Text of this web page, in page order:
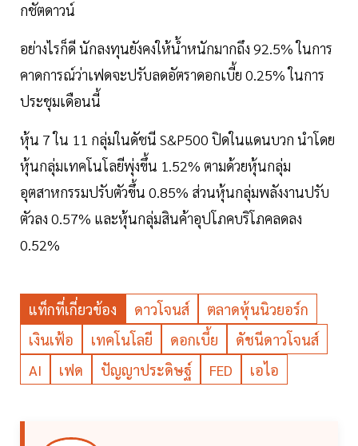
กชัตดาวน์
อย่างไรก็ดี นักลงทุนยังคงให้น้ำหนักมากถึง 92.5% ในการ
คาดการณ์ว่าเฟดจะปรับลดอัตราดอกเบี้ย 0.25% ในการ
ประชุมเดือนนี้
หุ้น 7 ใน 11 กลุ่มในดัชนี S&P500 ปิดในแดนบวก นำโดย
หุ้นกลุ่มเทคโนโลยีพุ่งขึ้น 1.52% ตามด้วยหุ้นกลุ่ม
อุตสาหกรรมปรับตัวขึ้น 0.85% ส่วนหุ้นกลุ่มพลังงานปรับ
ตัวลง 0.57% และหุ้นกลุ่มสินค้าอุปโภคบริโภคลดลง
0.52%
แท็กที่เกี่ยวข้อง ดาวโจนส์
ตลาดหุ้นนิวยอร์ก
เงินเฟ้อ
เทคโนโลยี ดอกเบี้ย
ดัชนีดาวโจนส์
AI
เฟด ปัญญาประดิษฐ์ FED เอไอ